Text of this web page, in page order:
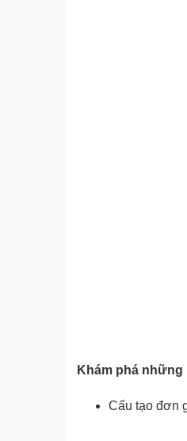
Khám phá những
Cấu tạo đơn